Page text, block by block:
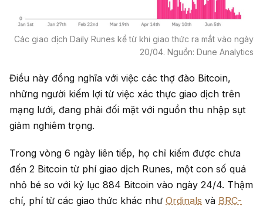
Các giao dịch Daily Runes kể từ khi giao thức ra mắt vào ngày
20/04. Nguồn: Dune Analytics
Điều này đồng nghĩa với việc các thợ đào Bitcoin,
những người kiếm lợi từ việc xác thực giao dịch trên
mạng lưới, đang phải đối mặt với nguồn thu nhập sụt
giảm nghiêm trọng.
Trong vòng 6 ngày liên tiếp, họ chỉ kiếm được chưa
đến 2 Bitcoin từ phí giao dịch Runes, một con số quá
nhỏ bé so với kỷ lục 884 Bitcoin vào ngày 24/4. Thậm
chí, phí từ các giao thức khác như Ordinals và BRC-